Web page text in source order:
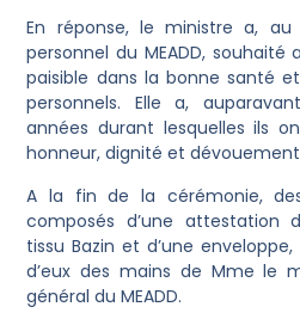
En réponse, le ministre a,
personnel du MEADD,
paisible dans la bonne santé
personnels. Elle a,
années durant lesquelles ils
honneur, dignité et
A la fin de la cérémonie,
composés d’une attestation
tissu Bazin et d’une
d’eux des mains de Mme le
général du MEADD.